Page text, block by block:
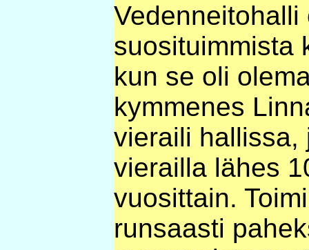
suosituimmista
kun se oli
kymmenes
vieraili hallissa,
vierailla lähes
vuosittain.
runsaasti